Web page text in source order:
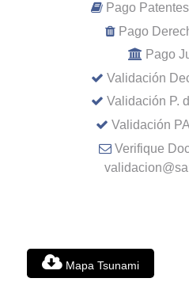
Pago
Pago
Pago
Validación
Validación P.
Validación
Verifique
Mapa Tsunami